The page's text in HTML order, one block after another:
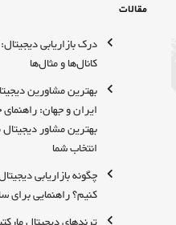
مقالات
درک بازاریابی
کانال‌ها و مثال‌ها
بهترین مشاورین
ایران و جهان: راهنمای
بهترین مشاور
انتخاب شما
چگونه بازاریابی
کنیم؟ راهنمایی برای سال